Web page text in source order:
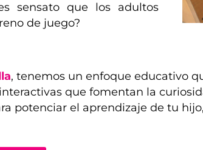
sensato que los adultos
de juego?
, tenemos un enfoque educativo
que fomentan la
potenciar el aprendizaje de tu